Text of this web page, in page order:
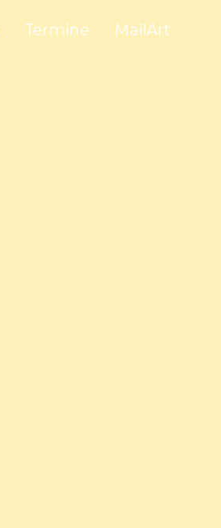
Termine
MailArt